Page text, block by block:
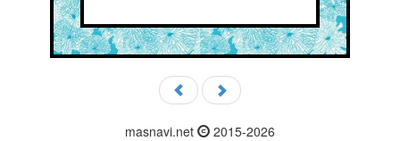
masnavi.net 2015-2026